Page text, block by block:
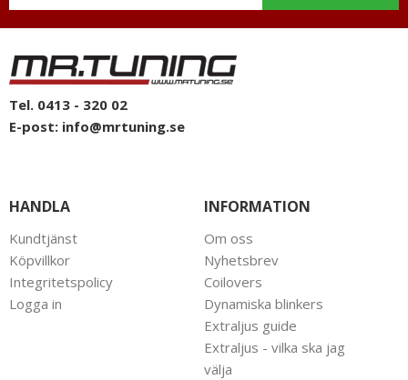
Tel. 0413 - 320 02
E-post: info@mrtuning.se
HANDLA
Kundtjänst
Köpvillkor
Integritetspolicy
Logga in
INFORMATION
Om oss
Nyhetsbrev
Coilovers
Dynamiska blinkers
Extraljus guide
Extraljus - vilka ska jag
välja